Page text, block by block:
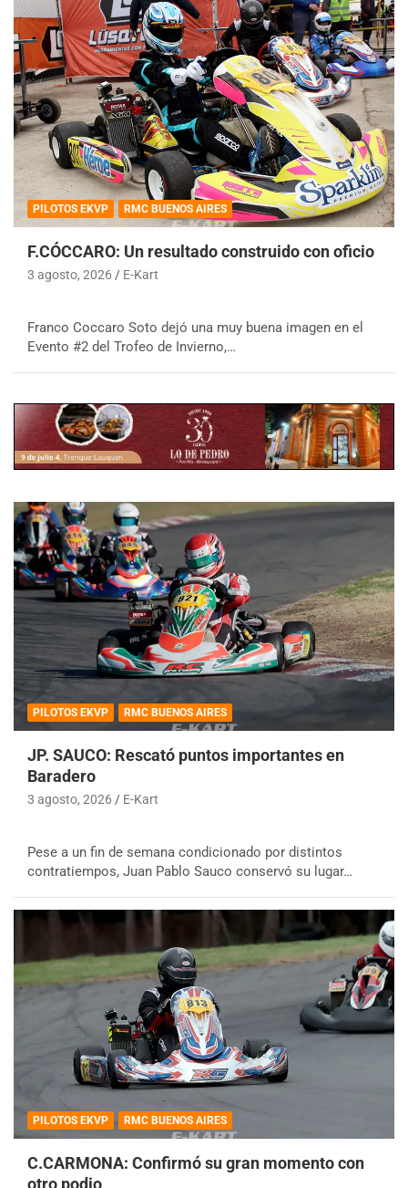
PILOTOS EKVP RMC BUENOS AIRES
F.CÓCCARO: Un resultado construido con oficio
3 agosto, 2026 E-Kart
Franco Coccaro Soto dejó una muy buena imagen en el
Evento #2 del Trofeo de Invierno,…
PILOTOS EKVP RMC BUENOS AIRES
JP. SAUCO: Rescató puntos importantes en
Baradero
3 agosto, 2026 E-Kart
Pese a un fin de semana condicionado por distintos
contratiempos, Juan Pablo Sauco conservó su lugar…
PILOTOS EKVP RMC BUENOS AIRES
C.CARMONA: Confirmó su gran momento con
otro podio